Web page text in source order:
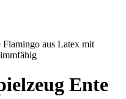
Flamingo aus Latex mit
Ente